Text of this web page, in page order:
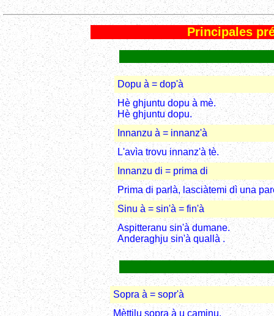
Principales
Dopu à = dop'à
Hè ghjuntu dopu à mè.
Hè ghjuntu dopu.
Innanzu à = innanz'à
L'avìa trovu innanz'à tè.
Innanzu di = prima di
Prima di parlà, lasciàtemi dì una
Sinu à = sin'à = fin'à
Aspitteranu sin'à dumane.
Anderaghju sin'à quallà .
Sopra à = sopr'à
Mèttilu sopra à u caminu.